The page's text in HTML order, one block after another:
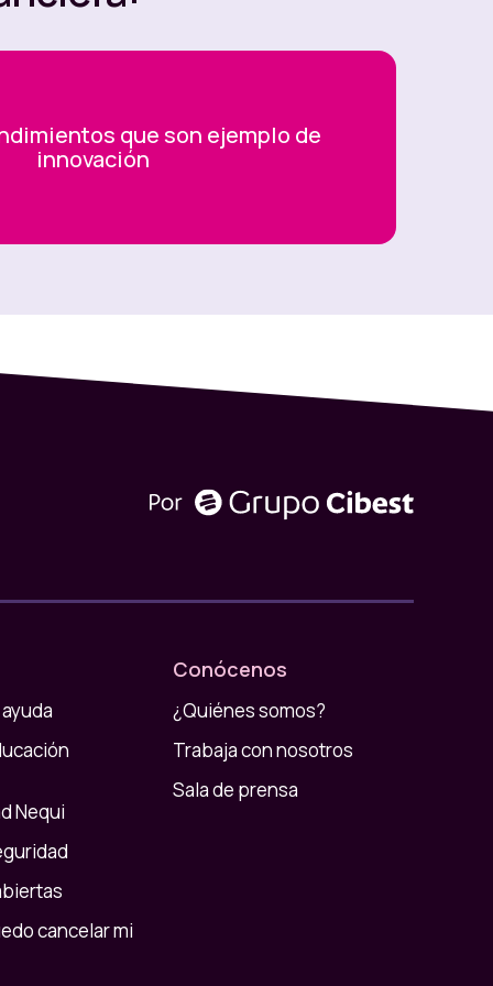
que son ejemplo de
innovación
Nequi
cancelar mi
Conócenos
¿Quiénes somos?
Trabaja con nosotros
Sala de prensa